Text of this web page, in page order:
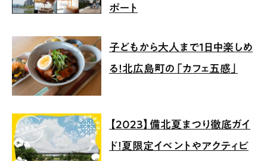
ポート
子どもから大人まで1日中楽しめ
る！北広島町の「カフェ五感」
【2023】備北夏まつり徹底ガイ
ド！夏限定イベントやアクティビ